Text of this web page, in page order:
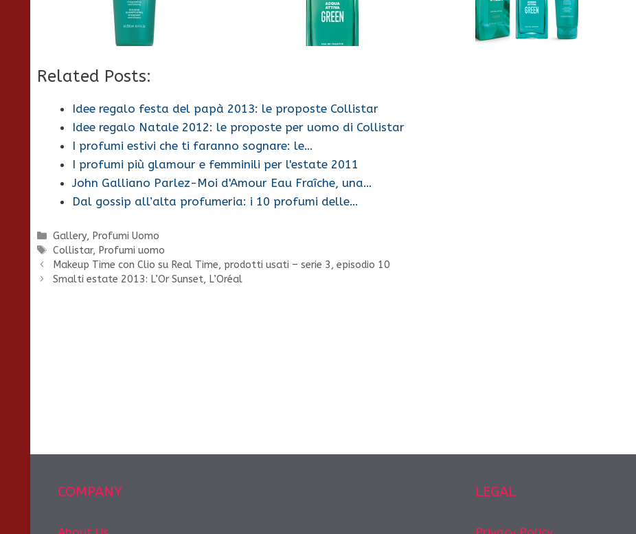
Related Posts:
Idee regalo festa del papà 2013: le proposte Collistar
Idee regalo Natale 2012: le proposte per uomo di Collistar
I profumi estivi che ti faranno sognare: le…
I profumi più glamour e femminili per l'estate 2011
John Galliano Parlez-Moi d'Amour Eau Fraîche, una…
Dal gossip all’alta profumeria: i 10 profumi delle…
Categorie
Gallery, Profumi Uomo
Tag
Collistar, Profumi uomo
Makeup Time con Clio su Real Time, prodotti usati – serie 3, episodio 10
Smalti estate 2013: L’Or Sunset, L’Oréal
COMPANY LEGAL